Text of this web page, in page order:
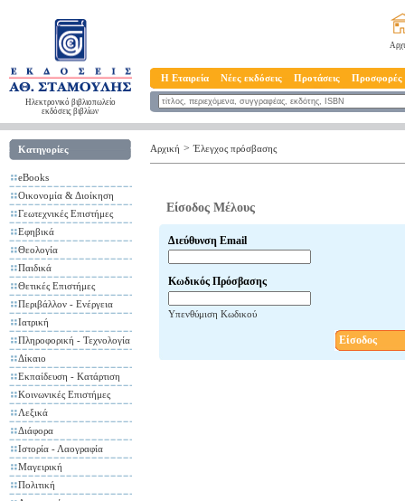
Ηλεκτρονικό βιβλιοπωλείο
εκδόσεις βιβλίων
Η Εταιρεία Νέες εκδόσεις Προτάσεις Προσφορές
Κατηγορίες
eBooks
Οικονομία & Διοίκηση
Γεωτεχνικές Επιστήμες
Εφηβικά
Θεολογία
Παιδικά
Θετικές Επιστήμες
Περιβάλλον - Ενέργεια
Ιατρική
Πληροφορική - Τεχνολογία
Δίκαιο
Εκπαίδευση - Κατάρτιση
Κοινωνικές Επιστήμες
Λεξικά
Διάφορα
Ιστορία - Λαογραφία
Μαγειρική
Πολιτική
Αρχική > Έλεγχος πρόσβασης
Είσοδος Μέλους
Διεύθυνση Email
Κωδικός Πρόσβασης
Υπενθύμιση Κωδικού
Είσοδος